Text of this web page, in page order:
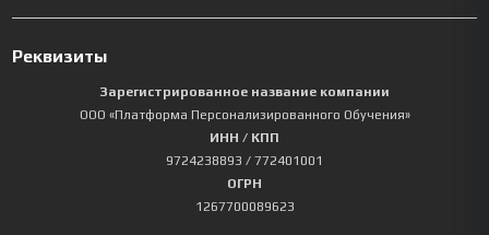
Реквизиты
Зарегистрированное название компании
ООО «Платформа Персонализированного Обучения»
ИНН / КПП
9724238893 / 772401001
ОГРН
1267700089623